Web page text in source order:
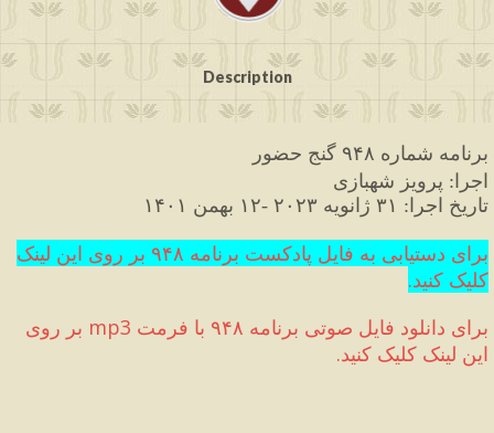
Description
برنامه شماره ۹۴۸ گنج حضور
اجرا: پرویز شهبازی
۱۴۰۱ تاریخ اجرا: ۳۱ ژانویه ۲۰۲۳ -۱۲ بهمن
کلیک کنید.
برای دانلود فایل صوتی برنامه ۹۴۸ با فرمت
mp3
این لینک کلیک کنید.